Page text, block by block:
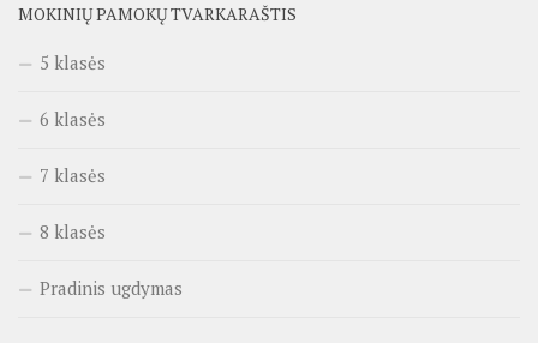
MOKINIŲ PAMOKŲ TVARKARAŠTIS
5 klasės
6 klasės
7 klasės
8 klasės
Pradinis ugdymas